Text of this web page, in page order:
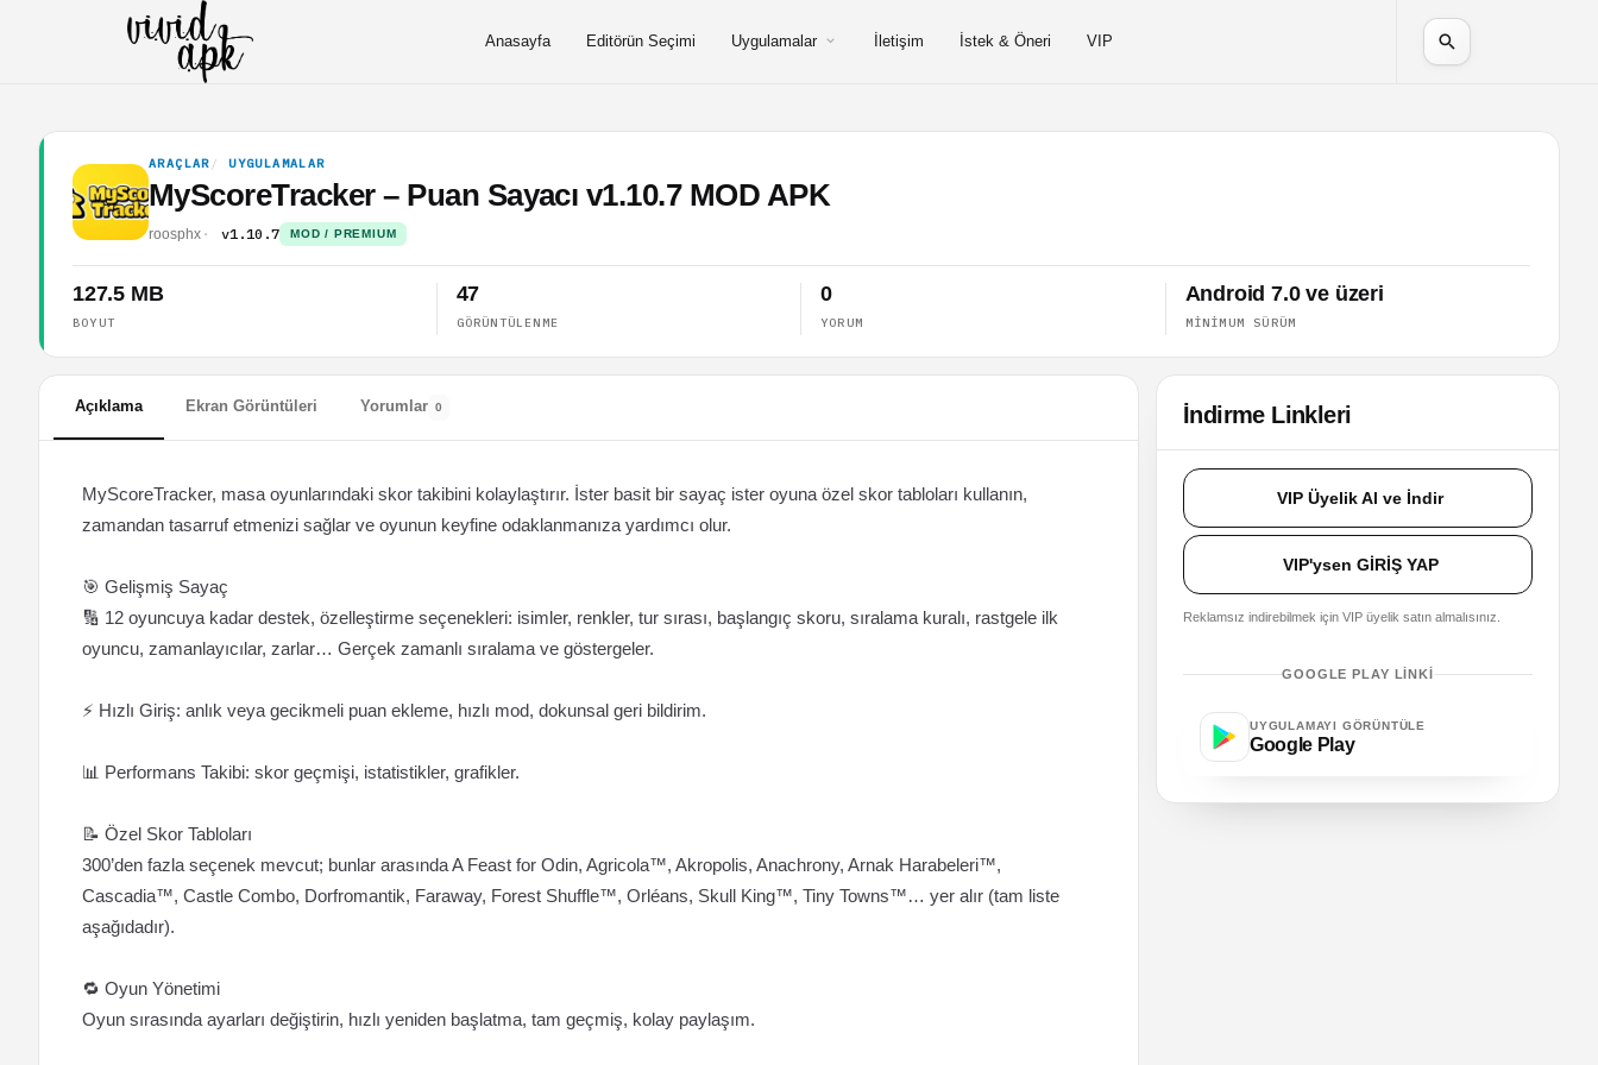
Anasayfa Editörün Seçimi Uygulamalar İletişim İstek & Öneri VIP
ARAÇLAR UYGULAMALAR
MyScoreTracker – Puan Sayacı v1.10.7 MOD APK
roosphx v1.10.7 MOD / PREMIUM
127.5 MB
BOYUT
47
GÖRÜNTÜLENME
0
YORUM
Android 7.0 ve üzeri
MINIMUM SÜRÜM
Açıklama Ekran Görüntüleri Yorumlar 0
MyScoreTracker, masa oyunlarındaki skor takibini kolaylaştırır. İster basit bir sayaç ister oyuna özel skor tabloları kullanın,
zamandan tasarruf etmenizi sağlar ve oyunun keyfine odaklanmanıza yardımcı olur.
🎯 Gelişmiş Sayaç
🔢 12 oyuncuya kadar destek, özelleştirme seçenekleri: isimler, renkler, tur sırası, başlangıç skoru, sıralama kuralı, rastgele ilk
oyuncu, zamanlayıcılar, zarlar… Gerçek zamanlı sıralama ve göstergeler.
⚡ Hızlı Giriş: anlık veya gecikmeli puan ekleme, hızlı mod, dokunsal geri bildirim.
📊 Performans Takibi: skor geçmişi, istatistikler, grafikler.
📝 Özel Skor Tabloları
300’den fazla seçenek mevcut; bunlar arasında A Feast for Odin, Agricola™, Akropolis, Anachrony, Arnak Harabeleri™,
Cascadia™, Castle Combo, Dorfromantik, Faraway, Forest Shuffle™, Orléans, Skull King™, Tiny Towns™… yer alır (tam liste
aşağıdadır).
🔁 Oyun Yönetimi
Oyun sırasında ayarları değiştirin, hızlı yeniden başlatma, tam geçmiş, kolay paylaşım.
İndirme Linkleri
VIP Üyelik Al ve İndir
VIP'ysen GİRİŞ YAP
Reklamsız indirebilmek için VIP üyelik satın almalısınız.
GOOGLE PLAY LINKI
UYGULAMAYI GÖRÜNTÜLE
Google Play